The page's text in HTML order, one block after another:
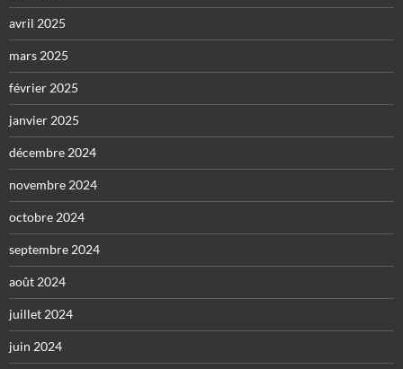
avril 2025
mars 2025
février 2025
janvier 2025
décembre 2024
novembre 2024
octobre 2024
septembre 2024
août 2024
juillet 2024
juin 2024